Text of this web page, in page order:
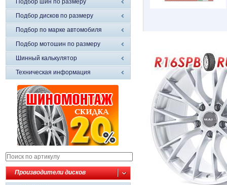
Подбор шин по размеру
Подбор дисков по размеру
Подбор по марке автомобиля
Подбор мотошин по размеру
Шинный калькулятор
Техническая информация
Производители дисков